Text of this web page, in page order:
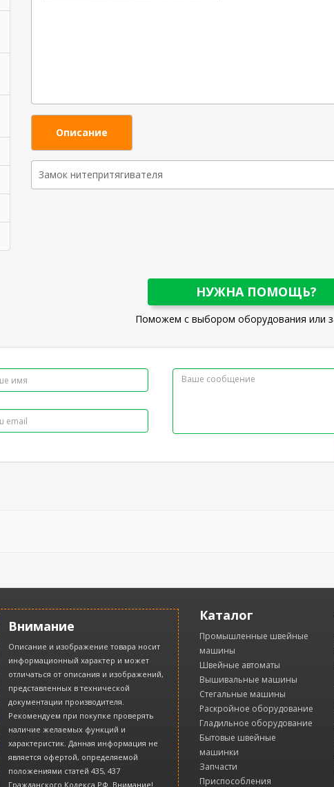
Описание
Замок нитепритягивателя
НУЖНА ПОМОЩЬ?
Поможем с выбором оборудования или
Внимание
Описание и изображение товара носит
информационный характер и может
отличаться от описания и изображений,
представленных в технической
документации производителя.
Рекомендуем при покупке проверять
наличие желаемых функций и
характеристик. Данная информация не
является офертой, определяемой
положениями статей 435, 437
Гражданского Кодекса РФ. Внимание!
Каталог
Промышленные швейные
машины
Швейные автоматы
Вышивальные машины
Стегальные машины
Раскройное оборудование
Гладильное оборудование
Бытовые швейные
машинки
Запчасти
Приспособления